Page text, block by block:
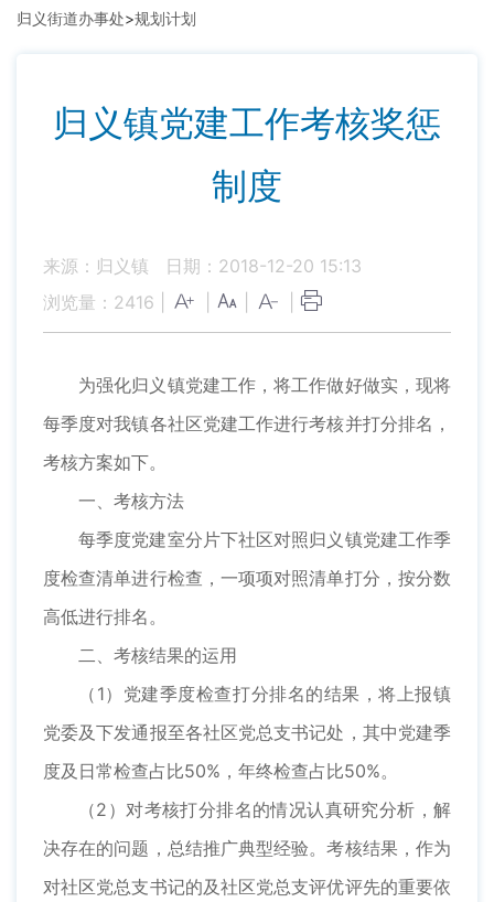
归义街道办事处>规划计划
归义镇党建工作考核奖惩
制度
来源：归义镇
日期：2018-12-20 15:13
浏览量： 2416
为强化归义镇党建工作，将工作做好做实，现将
每季度对我镇各社区党建工作进行考核并打分排名，
考核方案如下。
一、考核方法
每季度党建室分片下社区对照归义镇党建工作季
度检查清单进行检查，一项项对照清单打分，按分数
高低进行排名。
二、考核结果的运用
（1）党建季度检查打分排名的结果，将上报镇
党委及下发通报至各社区党总支书记处，其中党建季
度及日常检查占比50%，年终检查占比50%。
（2）对考核打分排名的情况认真研究分析，解
决存在的问题，总结推广典型经验。考核结果，作为
对社区党总支书记的及社区党总支评优评先的重要依